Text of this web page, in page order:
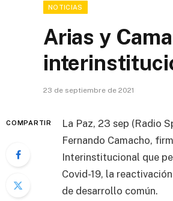
NOTICIAS
Arias y
23 de septiembre de 2021
COMPARTIR
La Paz, 23 sep (Radio
Fernando Camacho,
Interinstitucional que
Covid-19, la
de desarrollo común.